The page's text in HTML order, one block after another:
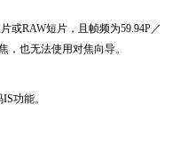
或RAW短片，且帧频为59.94P／
，也无法使用对焦向导。
功能。